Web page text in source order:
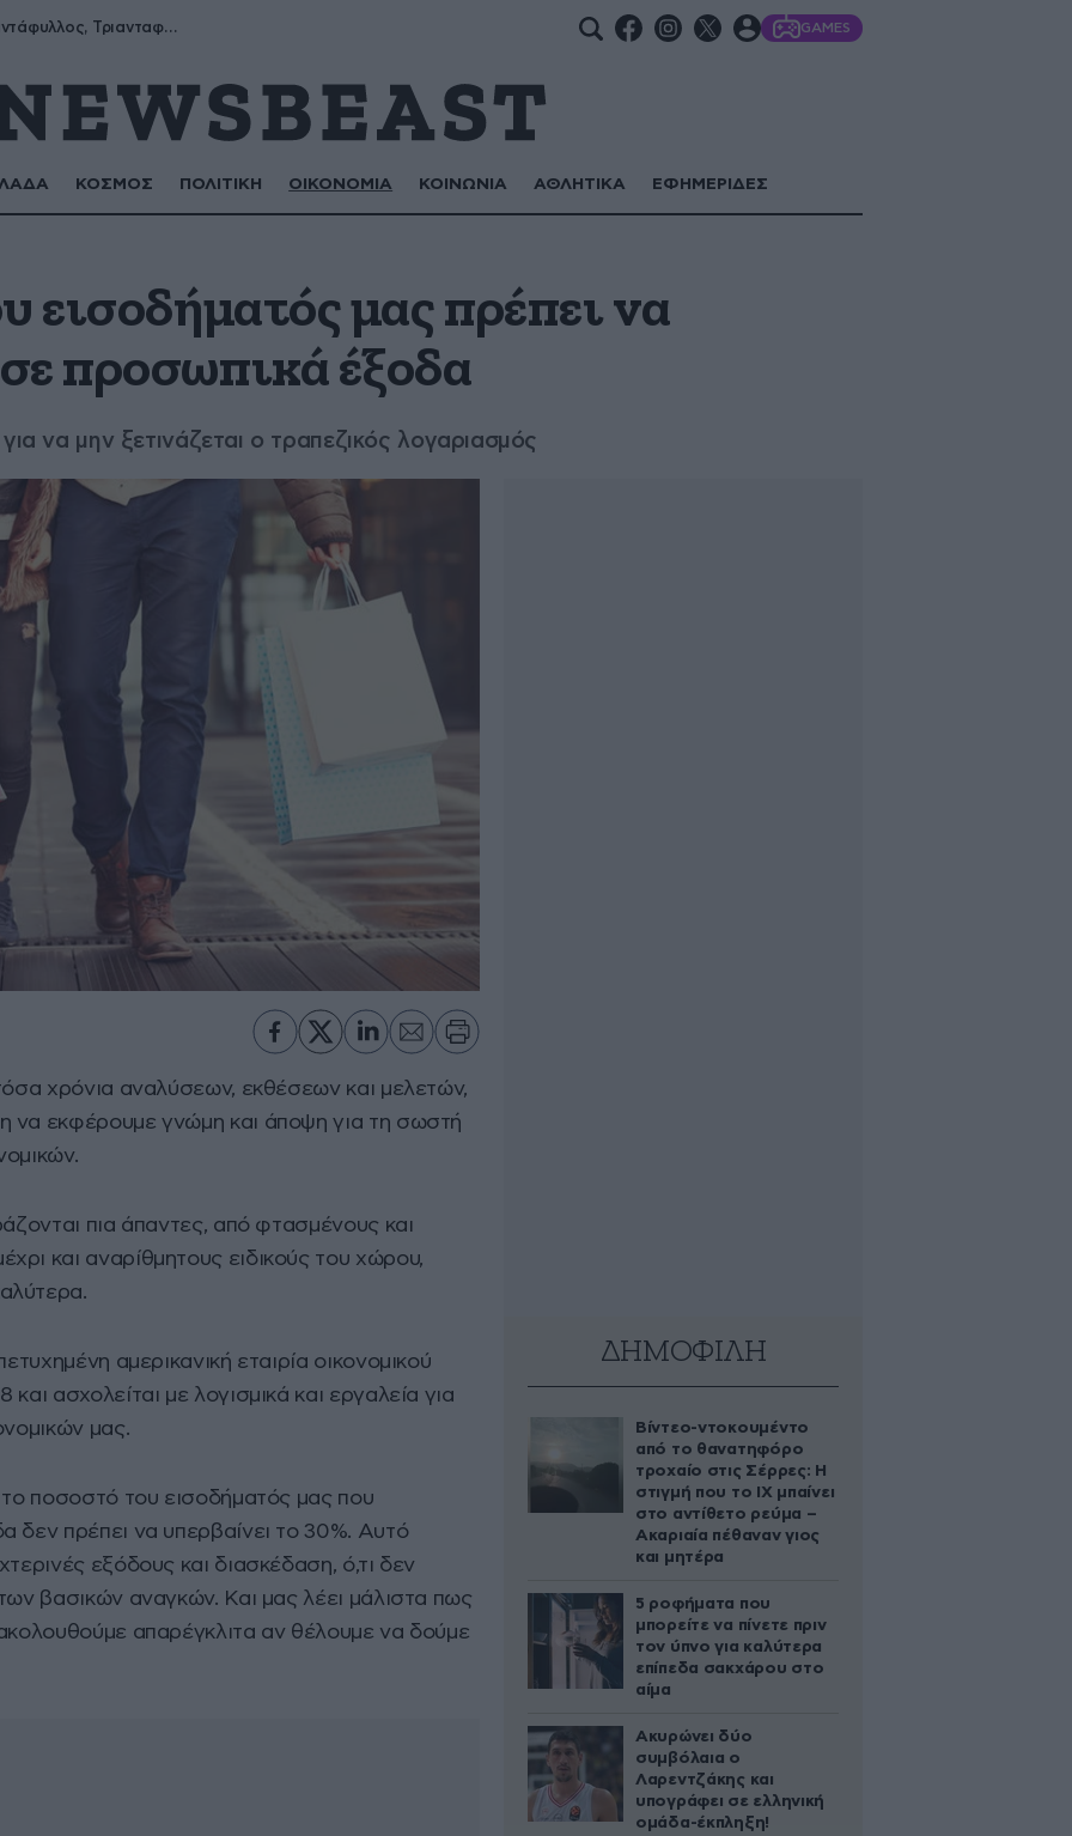
Μύρων, Τριαντάφυλλος, Τριανταφυλλιά, Φυλλιώ, Ρόζα GAMES
ΚΟΣΜΟΣ ΠΟΛΙΤΙΚΗ ΟΙΚΟΝΟΜΙΑ ΚΟΙΝΩΝΙΑ ΑΘΛΗΤΙΚΑ ΕΦΗΜΕΡΙΔΕΣ
εισοδήματός μας πρέπει να
προσωπικά έξοδα
να μην ξετινάζεται ο τραπεζικός λογαριασμός
χρόνια αναλύσεων, εκθέσεων και μελετών,
να εκφέρουμε γνώμη και άποψη για τη σωστή
πια άπαντες, από φτασμένους και
και αναρίθμητους ειδικούς του χώρου,
αμερικανική εταιρία οικονομικού
ασχολείται με λογισμικά και εργαλεία για
μας.
ποσοστό του εισοδήματός μας που
δεν πρέπει να υπερβαίνει το 30%. Αυτό
εξόδους και διασκέδαση, ό,τι δεν
βασικών αναγκών. Και μας λέει μάλιστα πως
απαρέγκλιτα αν θέλουμε να δούμε
ΔΗΜΟΦΙΛΗ
Βίντεο-ντοκουμέντο
από το θανατηφόρο
τροχαίο στις Σέρρες: Η
στιγμή που το ΙΧ μπαίνει
στο αντίθετο ρεύμα –
Ακαριαία πέθαναν γιος
και μητέρα
5 ροφήματα που
μπορείτε να πίνετε πριν
τον ύπνο για καλύτερα
επίπεδα σακχάρου στο
αίμα
Ακυρώνει δύο
συμβόλαια ο
Λαρεντζάκης και
υπογράφει σε ελληνική
ομάδα-έκπληξη!